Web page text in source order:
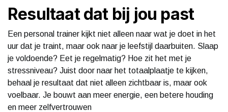
Resultaat dat bij jou past
Een personal trainer kijkt niet alleen naar wat je doet in het
uur dat je traint, maar ook naar je leefstijl daarbuiten. Slaap
je voldoende? Eet je regelmatig? Hoe zit het met je
stressniveau? Juist door naar het totaalplaatje te kijken,
behaal je resultaat dat niet alleen zichtbaar is, maar ook
voelbaar. Je bouwt aan meer energie, een betere houding
en meer zelfvertrouwen